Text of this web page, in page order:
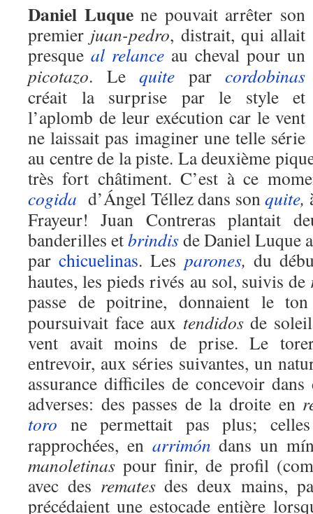
Daniel Luquene pouvait arrêter son
premier juan-pedro, distrait, qui allait
presque al relance au cheval pour un
picotazo. Le quite par cordobinas
créait la surprise par le style et
l’aplomb de leur exécution car le vent
ne laissait pas imaginer une telle série
au centre de la piste. La deuxième
très fort châtiment. C’est à ce
cogida d’Ángel Téllez dans sonquite,
Frayeur! Juan Contreras plantait
banderilles etbrindisde Daniel Luque
parchicuelinas. Les parones, du
hautes, les pieds rivés au sol, suivis de
passe de poitrine, donnaient le
poursuivait face aux tendidosde soleil
vent avait moins de prise. Le
entrevoir, aux séries suivantes, un
assurance difficiles de concevoir
adverses: des passes de la droite en
toro ne permettait pas plus;
rapprochées, en arrimón dans un
manoletinas pour finir, de profil
avec des rematesdes deux mains,
précédaient une estocade entière